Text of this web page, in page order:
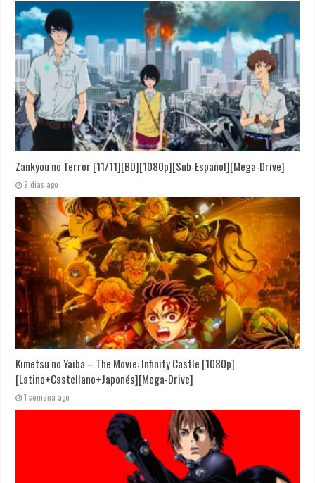
Zankyou no Terror [11/11][BD][1080p][Sub-Español][Mega-Drive]
2 días ago
Kimetsu no Yaiba – The Movie: Infinity Castle [1080p]
[Latino+Castellano+Japonés][Mega-Drive]
1 semana ago